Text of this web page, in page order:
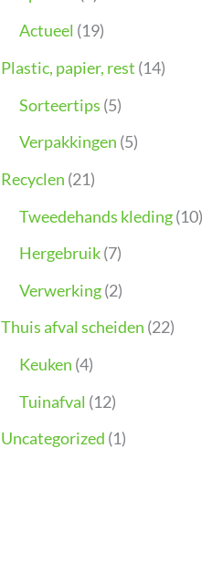
Actueel (19)
Plastic, papier, rest (14)
Sorteertips (5)
Verpakkingen (5)
Recyclen (21)
Tweedehands kleding(10)
Hergebruik(7)
Verwerking(2)
Thuis afval scheiden (22)
Keuken (4)
Tuinafval (12)
Uncategorized (1)